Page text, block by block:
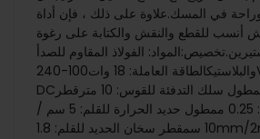
في المسك.علاوة على ذلك ، فإن أداة
أنسب للقطع والنقش والكتابة على رغوة
الفولاذ المقاوم للصدأ
والبلاستيكالطاقة العاملة: 18 وات100-240V AC7.5V/2.5A
DCقطر القوس: 18 سمطول سلك التدفئة للقوس: 10 مترقطر
سلك التدفئة للقوس: 0.25 ممطول حديد الحرارة للقلم: 5 سم /
10 سمقطر سخان الحديد للقلم: 1.8mm/2mmطول المقبض: 12